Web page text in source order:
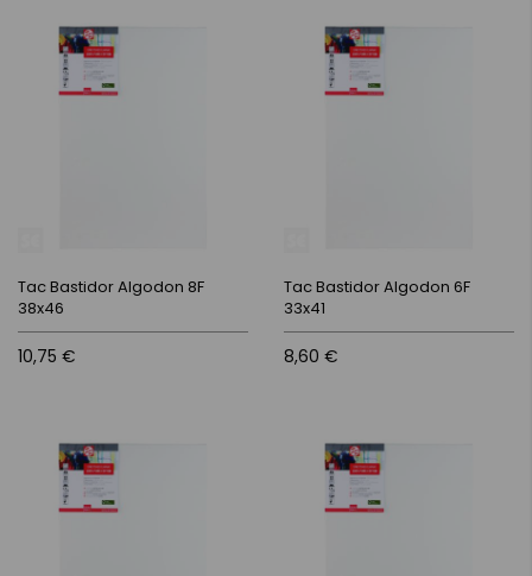
Tac Bastidor Algodon 8F
38x46
10,75 €
Tac Bastidor Algodon 6F
33x41
8,60 €